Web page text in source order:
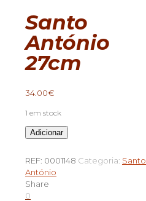
Santo
António
27cm
34.00€
1 em stock
Quantidade
de
António
27cm
Adicionar
REF: 0001148 Categoria: Santo
António
Share
0